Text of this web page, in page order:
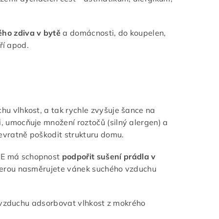
zdiva v bytě a domácnosti, do koupelen,
apod.
vlhkost, a tak rychle zvyšuje šance na
množení roztočů (silný alergen) a
poškodit strukturu domu.
má schopnost podpořit sušení prádla v
nasměrujete vánek suchého vzduchu
adsorbovat vlhkost z mokrého